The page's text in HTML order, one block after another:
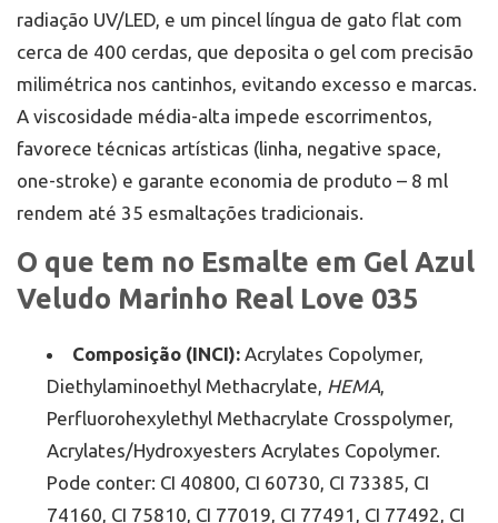
radiação UV/LED, e um pincel língua de gato flat com
cerca de 400 cerdas, que deposita o gel com precisão
milimétrica nos cantinhos, evitando excesso e marcas.
A viscosidade média-alta impede escorrimentos,
favorece técnicas artísticas (linha, negative space,
one-stroke) e garante economia de produto – 8 ml
rendem até 35 esmaltações tradicionais.
O que tem no Esmalte em Gel Azul
Veludo Marinho Real Love 035
Composição (INCI): Acrylates Copolymer,
Diethylaminoethyl Methacrylate, HEMA,
Perfluorohexylethyl Methacrylate Crosspolymer,
Acrylates/Hydroxyesters Acrylates Copolymer.
Pode conter: CI 40800, CI 60730, CI 73385, CI
74160, CI 75810, CI 77019, CI 77491, CI 77492, CI